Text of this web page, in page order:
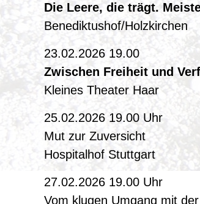
Die Leere, die trägt.
Benediktushof/Holzkirchen
23.02.2026 19.00
Zwischen Freiheit und
Kleines Theater Haar
25.02.2026 19.00 Uhr
Mut zur Zuversicht
Hospitalhof Stuttgart
27.02.2026 19.00 Uhr
Vom klugen Umgang mit